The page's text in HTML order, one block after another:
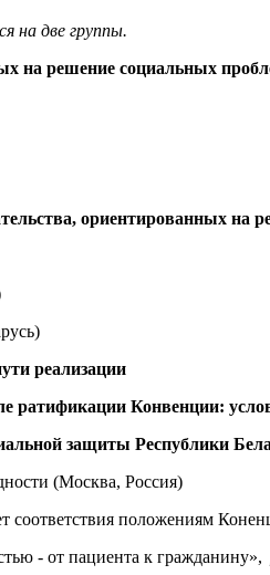
на две группы.
на решение социальных
ориентированных на
реализации
ратификации Конвенции:
защиты Республики
(Москва, Россия)
соответствия положениям
- от пациента к гражданину»,